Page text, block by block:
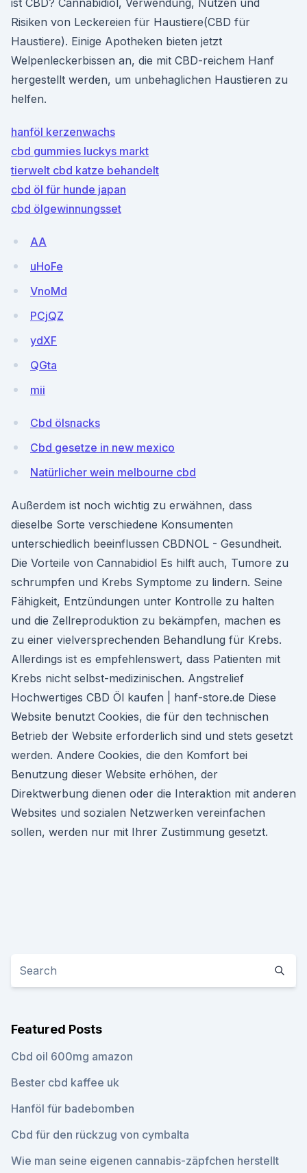
ist CBD? Cannabidiol, Verwendung, Nutzen und
Risiken von Leckereien für Haustiere(CBD für
Haustiere). Einige Apotheken bieten jetzt
Welpenleckerbissen an, die mit CBD-reichem Hanf
hergestellt werden, um unbehaglichen Haustieren zu
helfen.
hanföl kerzenwachs
cbd gummies luckys markt
tierwelt cbd katze behandelt
cbd öl für hunde japan
cbd ölgewinnungsset
AA
uHoFe
VnoMd
PCjQZ
ydXF
QGta
mii
Cbd ölsnacks
Cbd gesetze in new mexico
Natürlicher wein melbourne cbd
Außerdem ist noch wichtig zu erwähnen, dass
dieselbe Sorte verschiedene Konsumenten
unterschiedlich beeinflussen CBDNOL - Gesundheit.
Die Vorteile von Cannabidiol Es hilft auch, Tumore zu
schrumpfen und Krebs Symptome zu lindern. Seine
Fähigkeit, Entzündungen unter Kontrolle zu halten
und die Zellreproduktion zu bekämpfen, machen es
zu einer vielversprechenden Behandlung für Krebs.
Allerdings ist es empfehlenswert, dass Patienten mit
Krebs nicht selbst-medizinischen. Angstrelief
Hochwertiges CBD Öl kaufen | hanf-store.de Diese
Website benutzt Cookies, die für den technischen
Betrieb der Website erforderlich sind und stets gesetzt
werden. Andere Cookies, die den Komfort bei
Benutzung dieser Website erhöhen, der
Direktwerbung dienen oder die Interaktion mit anderen
Websites und sozialen Netzwerken vereinfachen
sollen, werden nur mit Ihrer Zustimmung gesetzt.
Featured Posts
Cbd oil 600mg amazon
Bester cbd kaffee uk
Hanföl für badebomben
Cbd für den rückzug von cymbalta
Wie man seine eigenen cannabis-zäpfchen herstellt